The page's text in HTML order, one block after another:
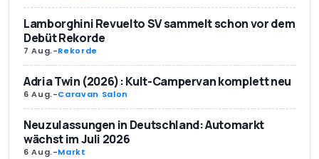
Lamborghini Revuelto SV sammelt schon vor dem
Debüt Rekorde
7 Aug.-Rekorde
Adria Twin (2026): Kult-Campervan komplett neu
6 Aug.-Caravan Salon
Neuzulassungen in Deutschland: Automarkt
wächst im Juli 2026
6 Aug.-Markt